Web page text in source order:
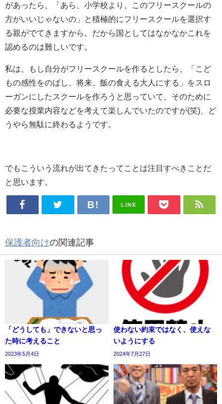
があったら、「あら、小学校より、このフリースクールの
方がいいじゃないの」と積極的にフリースクールを選択す
る親がでてきますから。だから国としてはなかなかこれを
認めるのは難しいです。
私は、もし自分がフリースクールを作るとしたら、「こど
もの感性をのばし、将来、飯の食える大人にする」をスロ
ーガンにしたスクールを作ろうと思っていて、そのために
必要な授業内容などを考えて楽しんでいたのですが(笑)、ど
うやら無駄に終わるようです。
でもこういう流れが出てきたってことは注目すべきことだ
と思います。
LINE
保護者向けの関連記事
「どうしても」できないと思っ
た時に考えること
2023年5月4日
使わない約束ではなく、使えな
いようにする
2024年7月27日